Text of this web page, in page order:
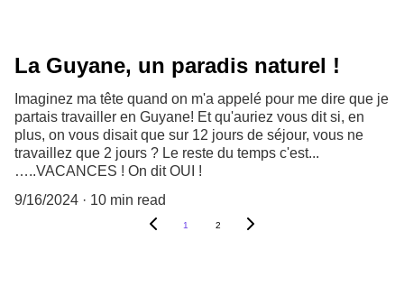
La Guyane, un paradis naturel !
Imaginez ma tête quand on m'a appelé pour me dire que je
partais travailler en Guyane! Et qu'auriez vous dit si, en
plus, on vous disait que sur 12 jours de séjour, vous ne
travaillez que 2 jours ? Le reste du temps c'est...
…..VACANCES ! On dit OUI !
9/16/2024
10 min read
1 2